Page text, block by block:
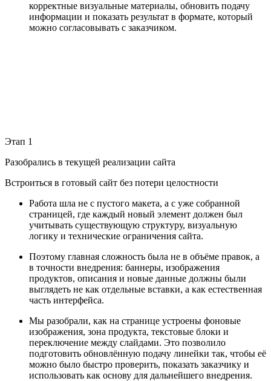
корректные визуальные материалы, обновить подачу
информации и показать результат в формате, который
можно согласовывать с заказчиком.
Этап 1
Разобрались в текущей реализации сайта
Встроиться в готовый сайт без потери целостности
Работа шла не с пустого макета, а с уже собранной
страницей, где каждый новый элемент должен был
учитывать существующую структуру, визуальную
логику и технические ограничения сайта.
Поэтому главная сложность была не в объёме правок, а
в точности внедрения: баннеры, изображения
продуктов, описания и новые данные должны были
выглядеть не как отдельные вставки, а как естественная
часть интерфейса.
Мы разобрали, как на странице устроены фоновые
изображения, зона продукта, текстовые блоки и
переключение между слайдами. Это позволило
подготовить обновлённую подачу линейки так, чтобы её
можно было быстро проверить, показать заказчику и
использовать как основу для дальнейшего внедрения.